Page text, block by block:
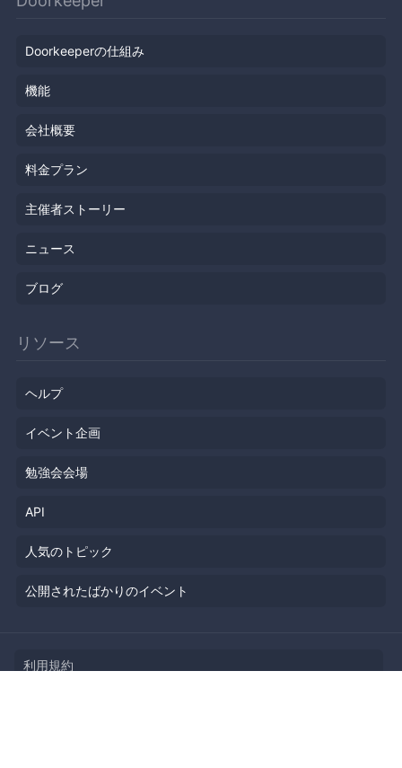
Doorkeeperの仕組み
機能
会社概要
料金プラン
主催者ストーリー
ニュース
ブログ
リソース
ヘルプ
イベント企画
勉強会会場
API
人気のトピック
公開されたばかりのイベント
利用規約